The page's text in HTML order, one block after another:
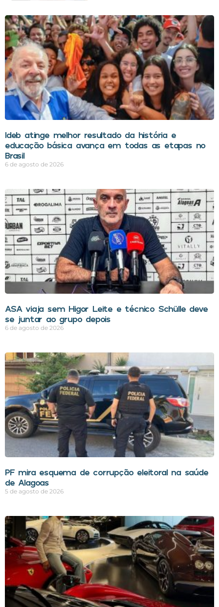
Ideb atinge melhor resultado da história e
educação básica avança em todas as etapas no
Brasil
6 de agosto de 2026
ASA viaja sem Higor Leite e técnico Schülle deve
se juntar ao grupo depois
6 de agosto de 2026
PF mira esquema de corrupção eleitoral na saúde
de Alagoas
5 de agosto de 2026